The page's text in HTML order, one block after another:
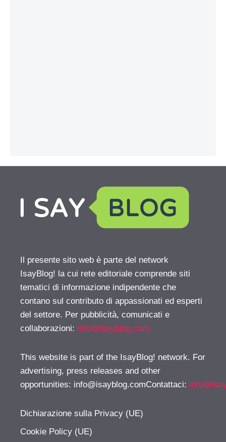
Il presente sito web è parte del network
IsayBlog! la cui rete editoriale comprende siti
tematici di informazione indipendente che
contano sul contributo di appassionati ed esperti
del settore. Per pubblicità, comunicati e
collaborazioni: info@isayblog.com
This website is part of the IsayBlog! network. For
advertising, press releases and other
opportunities: info@isayblog.comContattaci:
Dichiarazione sulla Privacy (UE)
Cookie Policy (UE)